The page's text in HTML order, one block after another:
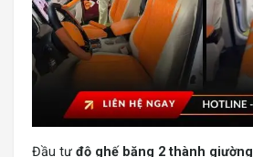
Đầu tư độ ghế băng 2 thành giường